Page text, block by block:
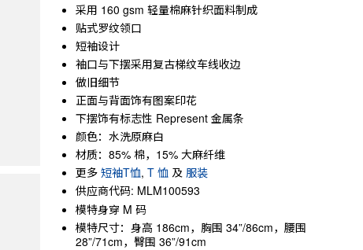
采用 160 gsm 轻量棉麻针织面料制成
贴式罗纹领口
短袖设计
袖口与下摆采用复古梯纹车线收边
做旧细节
正面与背面饰有图案印花
下摆饰有标志性 Represent 金属条
颜色：水洗原麻白
材质：85% 棉，15% 大麻纤维
更多 短袖T恤, T 恤 及 服装
供应商代码: MLM100593
模特身穿 M 码
模特尺寸：身高 186cm，胸围 34”/86cm，腰围
28”/71cm，臀围 36”/91cm